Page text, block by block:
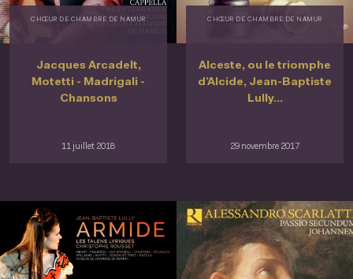
CHŒUR DE CHAMBRE DE NAMUR
Jacques Arcadelt,
Motetti - Madrigali -
Chansons
11 juillet 2018
CHŒUR DE CHAMBRE DE NAMUR
Alceste, ou le triomphe
d’Alcide, Jean-Baptiste
Lully...
29 novembre 2017